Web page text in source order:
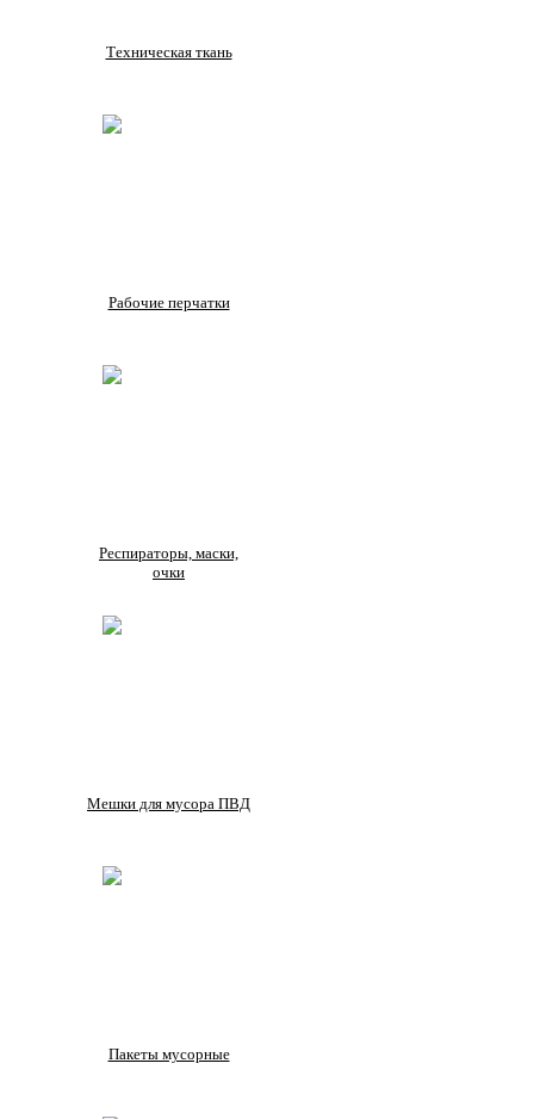
Техническая ткань
Рабочие перчатки
Респираторы, маски,
очки
Мешки для мусора ПВД
Пакеты мусорные